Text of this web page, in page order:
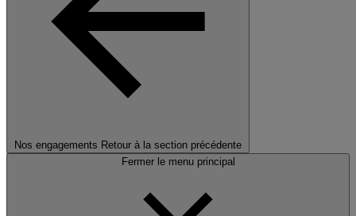
Nos engagements Retour à la section précédente
Fermer le menu principal